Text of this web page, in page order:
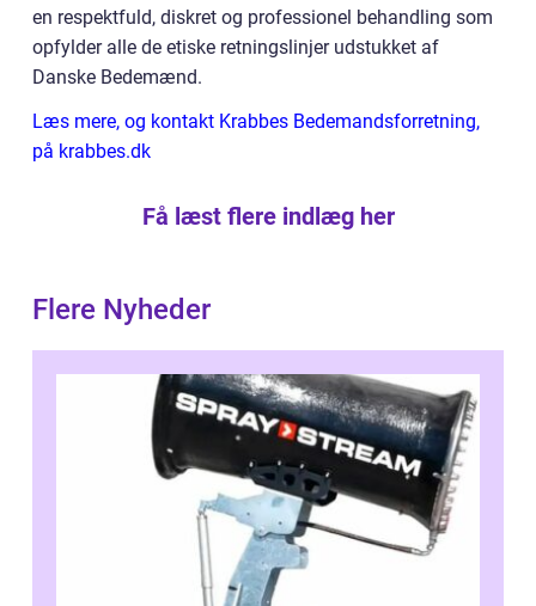
en respektfuld, diskret og professionel behandling som
opfylder alle de etiske retningslinjer udstukket af
Danske Bedemænd.
Læs mere, og kontakt Krabbes Bedemandsforretning,
på krabbes.dk
Få læst flere indlæg her
Flere Nyheder